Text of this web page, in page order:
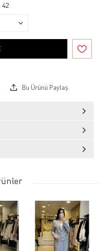
42
Bu Ürünü Paylaş